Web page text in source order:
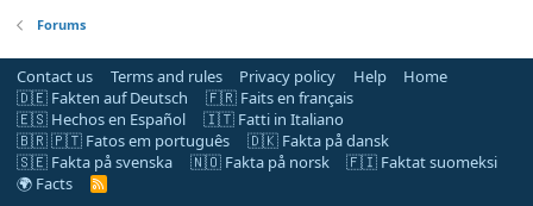
Forums
Contact us Terms and rules Privacy policy Help
Home
🇩🇪 Fakten auf Deutsch
🇫🇷 Faits en français
🇪🇸 Hechos en Español
🇮🇹 Fatti in Italiano
🇧🇷 🇵🇹 Fatos em português
🇩🇰 Fakta på dansk
🇸🇪 Fakta på svenska
🇳🇴 Fakta på norsk
🇫🇮 Faktat suomeksi
🌍 Facts
R